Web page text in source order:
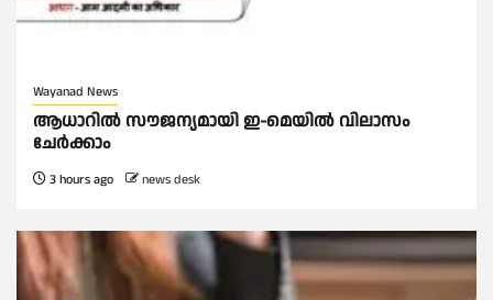
Wayanad News
ആധാറിൽ സൗജന്യമായി ഇ-മെയിൽ വിലാസം
ചേർക്കാം
3 hours ago news desk